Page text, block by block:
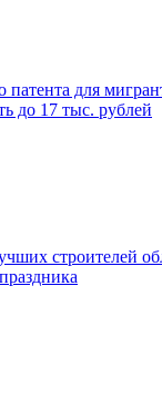
патента для
до 17 тыс. рублей
строителей